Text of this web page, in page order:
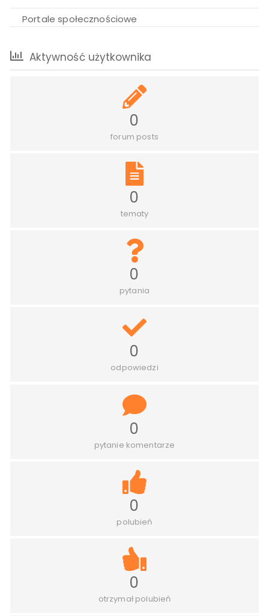
Portale społecznościowe
Aktywność użytkownika
0
forum posts
0
tematy
0
pytania
0
odpowiedzi
0
pytanie komentarze
0
polubień
0
otrzymał polubień